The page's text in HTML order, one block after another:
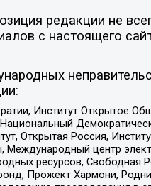
редакции не
с настоящего
Институт Открытое
Открытая Россия,
центр
ресурсов, Свободная
Прожект Хармони,